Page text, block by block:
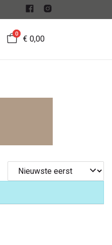
0
€ 0,00